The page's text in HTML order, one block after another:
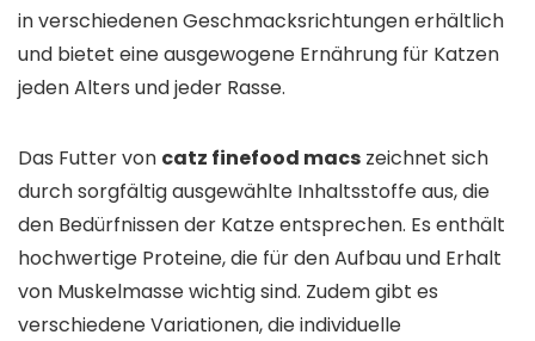
in verschiedenen Geschmacksrichtungen erhältlich
und bietet eine ausgewogene Ernährung für Katzen
jeden Alters und jeder Rasse.
Das Futter von catz finefood macs zeichnet sich
durch sorgfältig ausgewählte Inhaltsstoffe aus, die
den Bedürfnissen der Katze entsprechen. Es enthält
hochwertige Proteine, die für den Aufbau und Erhalt
von Muskelmasse wichtig sind. Zudem gibt es
verschiedene Variationen, die individuelle